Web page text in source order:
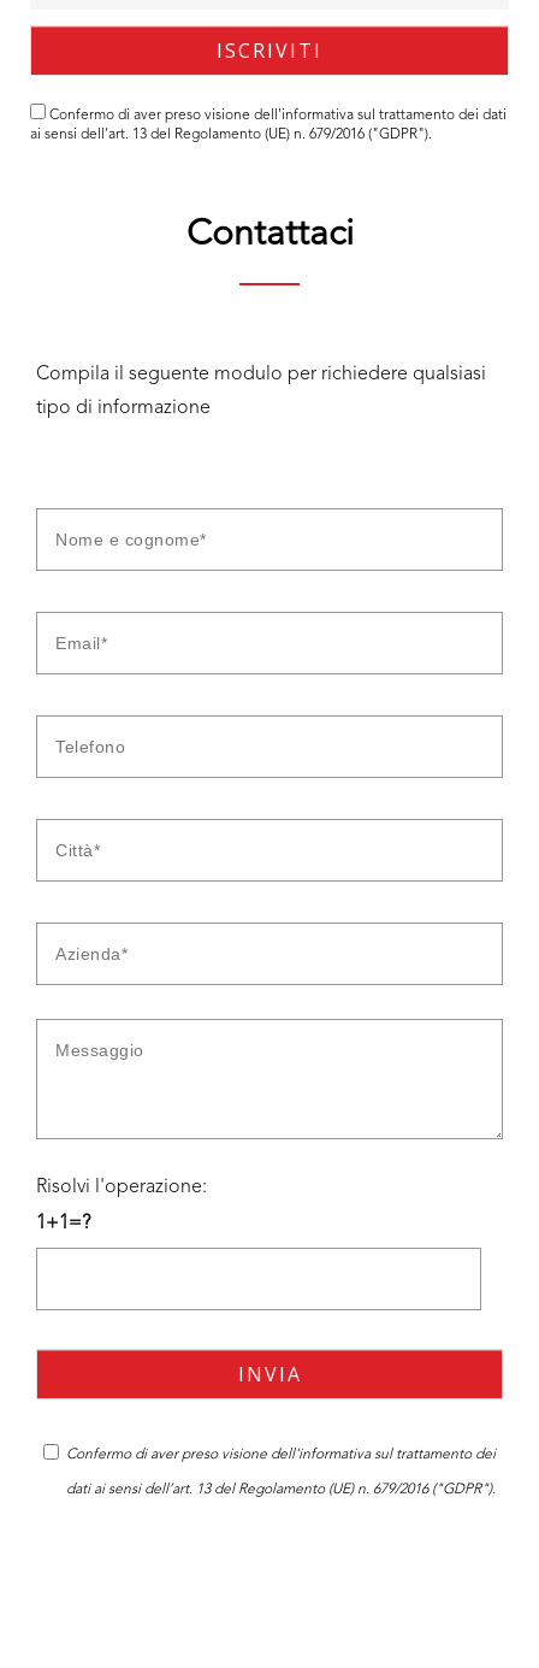
Confermo di aver preso visione dell'informativa sul trattamento dei dati
ai sensi dell’art. 13 del Regolamento (UE) n. 679/2016 ("GDPR").
Contattaci
Compila il seguente modulo per richiedere qualsiasi
tipo di informazione
Risolvi l'operazione:
1+1=?
Confermo di aver preso visione dell'informativasul trattamento dei
dati ai sensi dell’art. 13 del Regolamento (UE) n. 679/2016 ("GDPR").